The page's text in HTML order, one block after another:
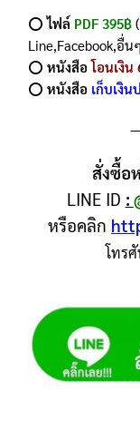
⭕️ไฟล์ PDF 395฿
Line,Facebook,อื่นๆ
⭕️หนังสือโอนเงิน
⭕️หนังสือ เก็บเงิ
สั่งซื้อ
LINE ID :
หรือคลิก
โทร